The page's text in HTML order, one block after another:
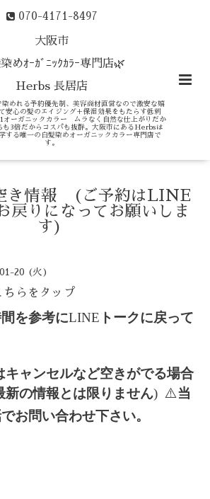
070-4171-8497
大阪市
めｵｰｶﾞﾆｯｸｶﾗｰ専門店🌿
Herbs 長居店
染めれる予約優先制、美容商材直営なので激安な嬉
安心の髪のエイジング＋保湿効果をもたらす低刺
オーガニックカラー ムラなく自然な仕上がりだか
も3倍だからコスパも抜群。大阪市にあるHerbsは
する唯一の白髪染めオーガニックカラー専門店で
す。
き情報 (ご予約はLINE
戻りになってお願いしま
す)
20 (火)
らをタップ
を参考にLINE トークに戻って
キャンセルなど空きがでる場合
新の情報とは限りません) ⚠️当
お問い合わせ下さい。